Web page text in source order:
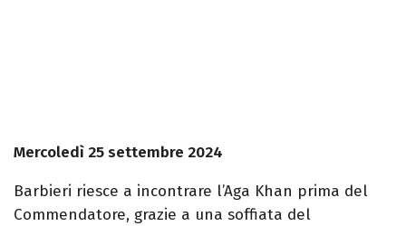
Mercoledì 25 settembre 2024
Barbieri riesce a incontrare l’Aga Khan prima del
Commendatore, grazie a una soffiata del